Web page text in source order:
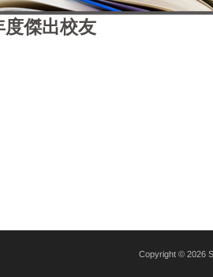
度傑出校友
Copyright © 2026